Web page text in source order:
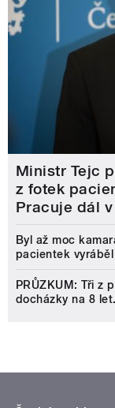
Ministr Tejc
z fotek
Pracuje dál
Byl až moc
pacientek
PRŮZKUM: Tři z
docházky na 8